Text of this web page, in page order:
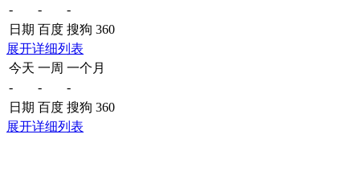
-
-
-
日期 百度 搜狗 360
展开详细列表
今天 一周 一个月
-
-
-
日期 百度 搜狗 360
展开详细列表